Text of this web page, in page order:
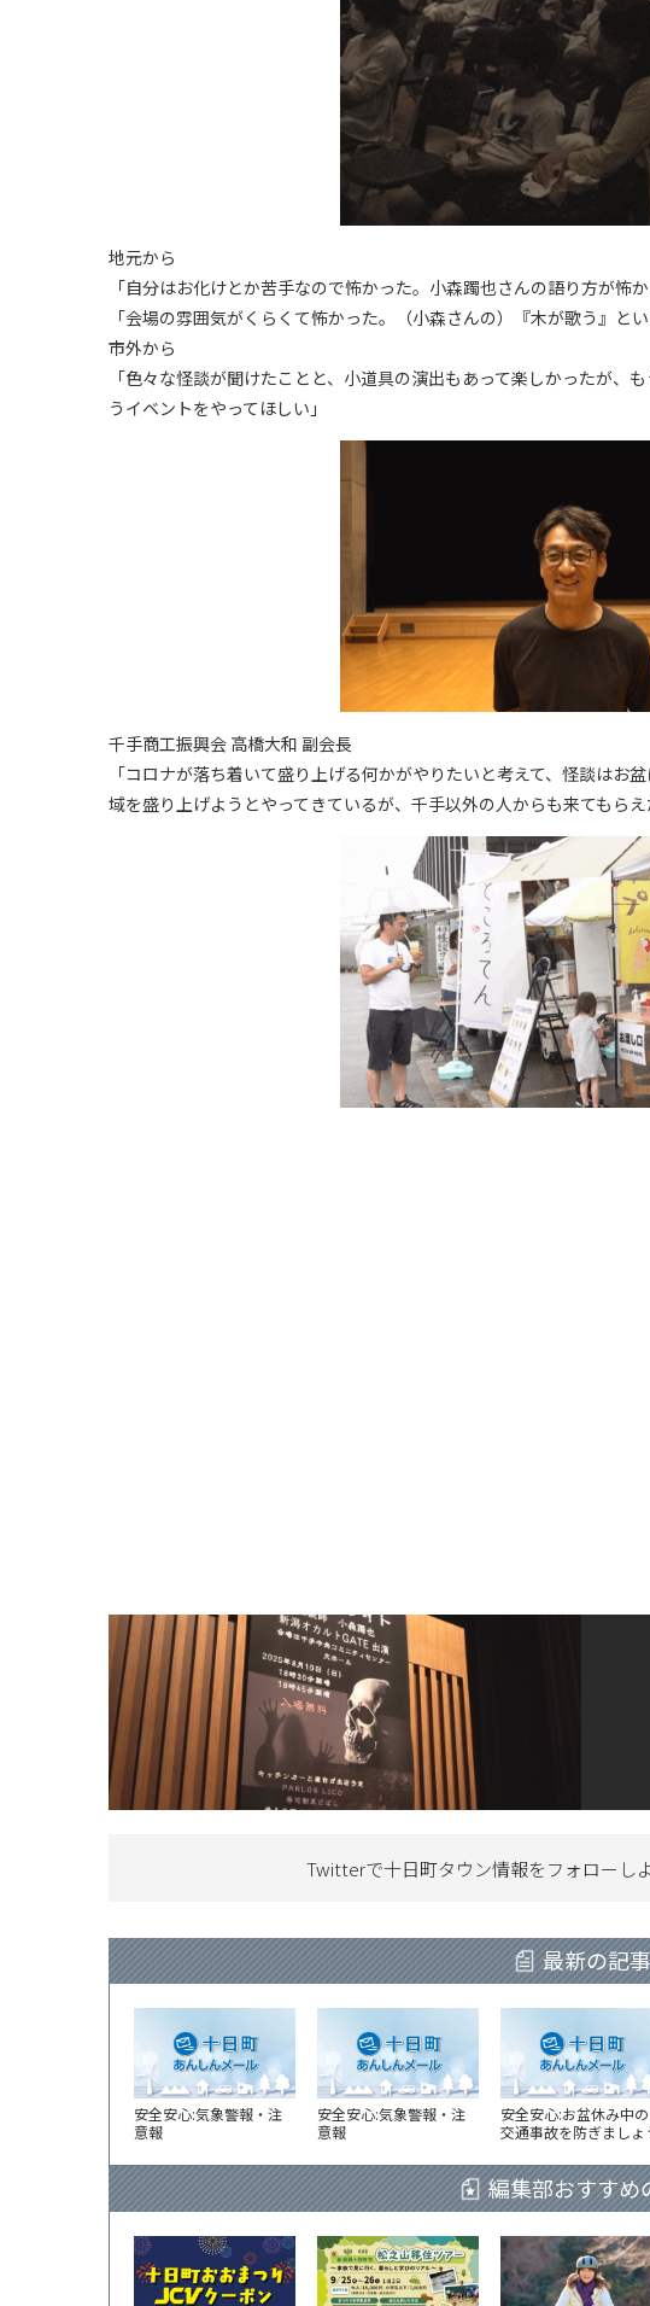
地元から
「自分はお化けとか苦手なので怖かった。小森躅也さんの語り方が怖か
「会場の雰囲気がくらくて怖かった。（小森さんの）『木が歌う』と
市外から
「色々な怪談が聞けたことと、小道具の演出もあって楽しかったが、
うイベントをやってほしい」
千手商工振興会 高橋大和 副会長
「コロナが落ち着いて盛り上げる何かがやりたいと考えて、怪談はお
域を盛り上げようとやってきているが、千手以外の人からも来てもら
Twitterで十日町タウン情報をフォローし
最新の記事
安全安心:気象警報・注
意報
安全安心:気象警報・注
意報
安全安心:お盆休み中の
交通事故を防ぎましょ
編集部おすすめ